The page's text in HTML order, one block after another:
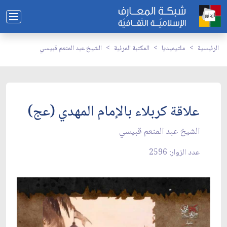
الرئيسية ملتيميديا المكتبة المرئية الشيخ عبد المنعم قبيسي
علاقة كربلاء بالإمام المهدي (عج)
الشيخ عبد المنعم قبيسي
عدد الزوار: 2596